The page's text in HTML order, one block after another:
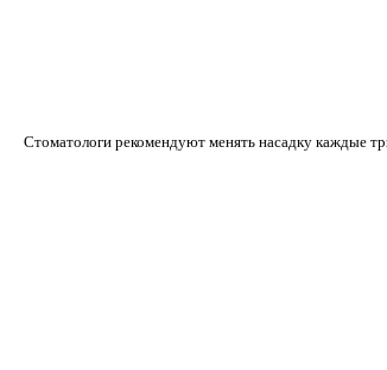
Стоматологи рекомендуют менять насадку каждые